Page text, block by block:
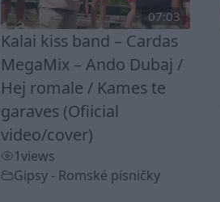
07:03
Kalai kiss band – Cardas
MegaMix – Ando Dubaj /
Hej romale / Kames te
garaves (Ofiicial
video/cover)
1views
Gipsy - Romské písničky